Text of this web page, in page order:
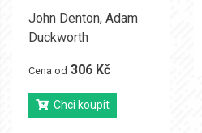
John Denton, Adam
Duckworth
Cena od 306 Kč
Chci koupit